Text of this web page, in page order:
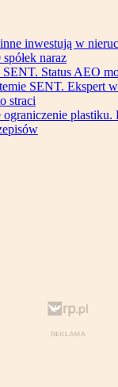
inwestują w
naraz
SENT. Status AEO
SENT. Ekspert
straci
plastiku.